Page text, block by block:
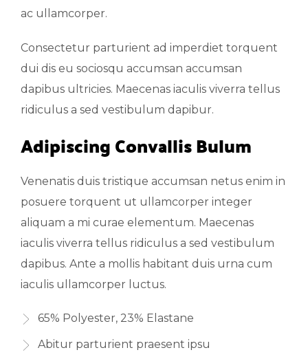
ac ullamcorper.
Consectetur parturient ad imperdiet torquent
dui dis eu sociosqu accumsan accumsan
dapibus ultricies. Maecenas iaculis viverra tellus
ridiculus a sed vestibulum dapibur.
Adipiscing Convallis Bulum
Venenatis duis tristique accumsan netus enim in
posuere torquent ut ullamcorper integer
aliquam a mi curae elementum. Maecenas
iaculis viverra tellus ridiculus a sed vestibulum
dapibus. Ante a mollis habitant duis urna cum
iaculis ullamcorper luctus.
65% Polyester, 23% Elastane
Abitur parturient praesent ipsu